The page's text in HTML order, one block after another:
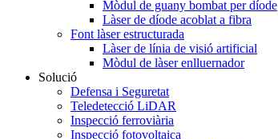
Mòdul de guany bombat per díode
Làser de díode acoblat a fibra
Font làser estructurada
Làser de línia de visió artificial
Mòdul de làser enlluernador
Solució
Defensa i Seguretat
Teledetecció LiDAR
Inspecció ferroviària
Inspecció fotovoltaica